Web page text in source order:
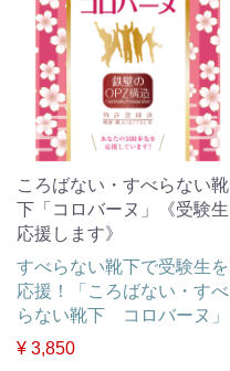
ころばない・すべらない靴
下「コロバーヌ」《受験生
応援します》
すべらない靴下で受験生を
応援！「ころばない・すべ
らない靴下 コロバーヌ」
¥ 3,850